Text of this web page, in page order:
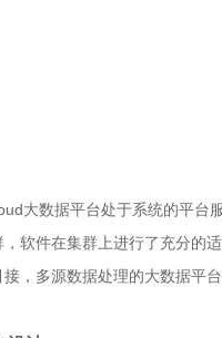
大数据平台处于系统的平台
，软件在集群上进行了充分的
接，多源数据处理的大数据平